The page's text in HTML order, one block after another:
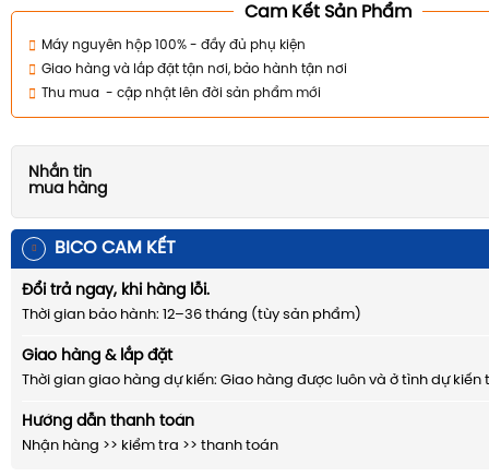
Cam Kết Sản Phẩm
Máy nguyên hộp 100% - đầy đủ phụ kiện
Giao hàng và lắp đặt tận nơi, bảo hành tận nơi
Thu mua - cập nhật lên đời sản phẩm mới
Nhắn tin
mua hàng
BICO CAM KẾT
Đổi trả ngay, khi hàng lỗi.
Thời gian bảo hành: 12–36 tháng (tùy sản phẩm)
Giao hàng & lắp đặt
Thời gian giao hàng dự kiến: Giao hàng được luôn và ở tình dự kiến
Hướng dẫn thanh toán
Nhận hàng >> kiểm tra >> thanh toán